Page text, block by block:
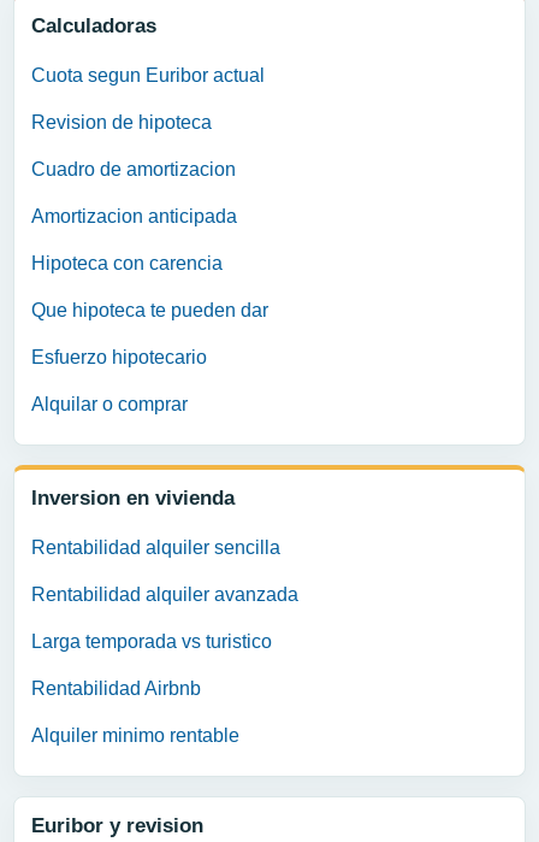
Calculadoras
Cuota segun Euribor actual
Revision de hipoteca
Cuadro de amortizacion
Amortizacion anticipada
Hipoteca con carencia
Que hipoteca te pueden dar
Esfuerzo hipotecario
Alquilar o comprar
Inversion en vivienda
Rentabilidad alquiler sencilla
Rentabilidad alquiler avanzada
Larga temporada vs turistico
Rentabilidad Airbnb
Alquiler minimo rentable
Euribor y revision